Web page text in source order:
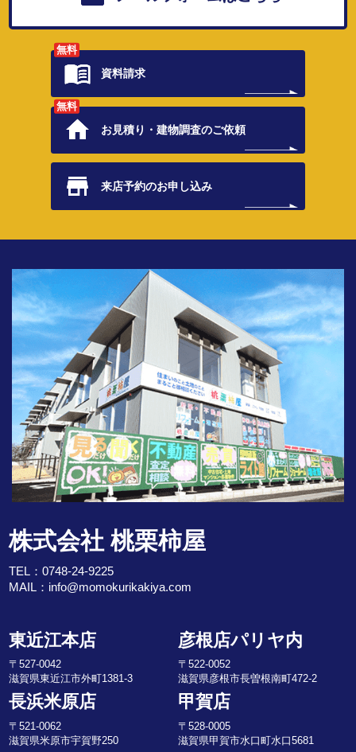
無料
資料請求
無料
お見積り・建物調査のご依頼
来店予約のお申し込み
株式会社 桃栗柿屋
TEL：0748-24-9225
MAIL： info@momokurikakiya.com
東近江本店
〒527-0042
滋賀県東近江市外町1381-3
彦根店パリヤ内
〒522-0052
滋賀県彦根市長曽根南町472-2
長浜米原店
〒521-0062
滋賀県米原市宇賀野250
甲賀店
〒528-0005
滋賀県甲賀市水口町水口5681